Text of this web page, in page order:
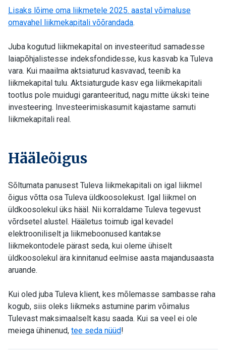
Lisaks lõime oma liikmetele 2025. aastal võimaluse
omavahel liikmekapitali võõrandada.
Juba kogutud liikmekapital on investeeritud samadesse
laiapõhjalistesse indeksfondidesse, kus kasvab ka Tuleva
vara. Kui maailma aktsiaturud kasvavad, teenib ka
liikmekapital tulu. Aktsiaturgude kasv ega liikmekapitali
tootlus pole muidugi garanteeritud, nagu mitte ükski teine
investeering. Investeerimiskasumit kajastame samuti
liikmekapitali real.
Hääleõigus
Sõltumata panusest Tuleva liikmekapitali on igal liikmel
õigus võtta osa Tuleva üldkoosolekust. Igal liikmel on
üldkoosolekul üks hääl. Nii korraldame Tuleva tegevust
võrdsetel alustel. Hääletus toimub igal kevadel
elektrooniliselt ja liikmeboonused kantakse
liikmekontodele pärast seda, kui oleme ühiselt
üldkoosolekul ära kinnitanud eelmise aasta majandusaasta
aruande.
Kui oled juba Tuleva klient, kes mõlemasse sambasse raha
kogub, siis oleks liikmeks astumine parim võimalus
Tulevast maksimaalselt kasu saada. Kui sa veel ei ole
meiega ühinenud, tee seda nüüd!